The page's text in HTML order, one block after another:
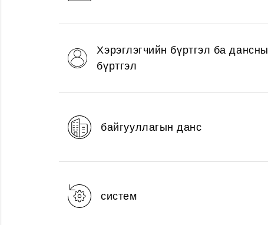
Хэрэглэгчийн бүртгэл ба дансны
бүртгэл
байгууллагын данс
систем